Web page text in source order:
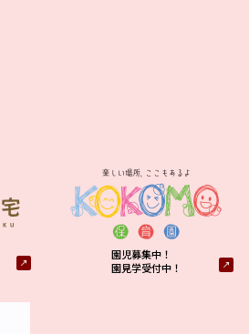
園児募集中！
園見学受付中！